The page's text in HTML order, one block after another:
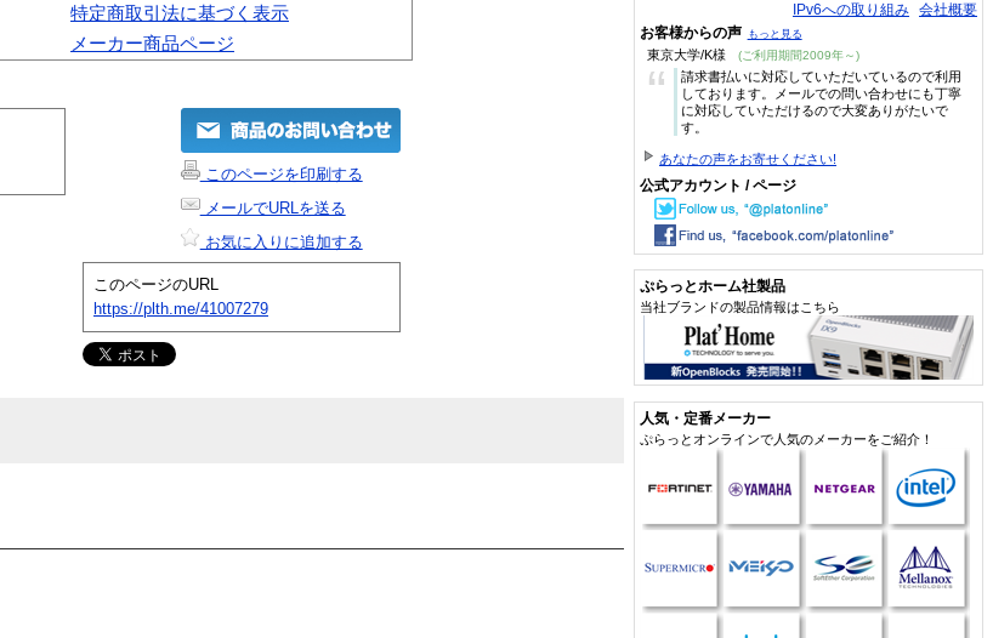
特定商取引法に基づく表示
メーカー商品ページ
このページを印刷する
メールでURLを送る
お気に入りに追加する
このページのURL
https://plth.me/41007279
IPv6への取り組み 会社概要
お客様からの声 もっと見る
東京大学/K様 (ご利用期間2009年～)
“
請求書払いに対応していただいているので利用
しております。メールでの問い合わせにも丁寧
に対応していただけるので大変ありがたいで
す。
あなたの声をお寄せください!
公式アカウント / ページ
ぷらっとホーム社製品
当社ブランドの製品情報はこちら
人気・定番メーカー
ぷらっとオンラインで人気のメーカーをご紹介！